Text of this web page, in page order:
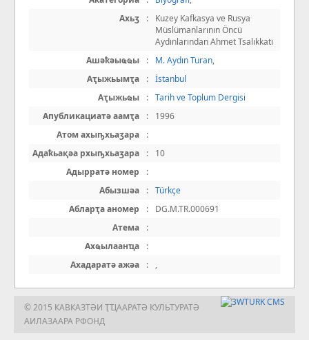
Ахьӡ
:
Kuzey Kafkasya ve Rusya
Müslümanlarının Öncü
Aydınlarından Ahmet Tsalıkkatı
Ашәҟәыҩҩы
: M. Aydın Turan,
Аҭыжьымҭа
: İstanbul
Аҭыжьҩы
: Tarih ve Toplum Dergisi
Апубликациатә аамҭа
:
1996
Атом ахыҧхьаӡара
:
Адаҟьақәа рхыҧхьаӡара
:
10
Адырратә номер
:
Абызшәа
: Türkçe
Абларҭа аномер
:
DG.M.TR.000691
Атема
:
Ахҩылаанҵа
:
Ахадаратә ажәа
: ,
© 2015 КАВКАЗТӘИ ҬҴААРАТӘ КУЛЬТУРАТӘ
АИЛАЗААРА РФОНД